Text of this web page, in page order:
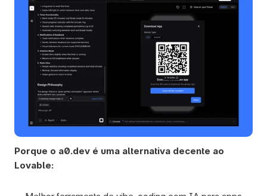
Porque o a0.dev é uma alternativa decente ao
Lovable: